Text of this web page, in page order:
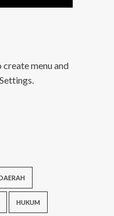
create menu and
HUKUM